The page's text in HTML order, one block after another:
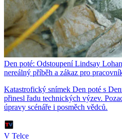
Den poté: Odstoupení Lindsay
nereálný příběh a zákaz pro
Katastrofický snímek Den poté s
přinesl řadu technických výzev.
úpravy scénáře i posměch vědců.
V Telce